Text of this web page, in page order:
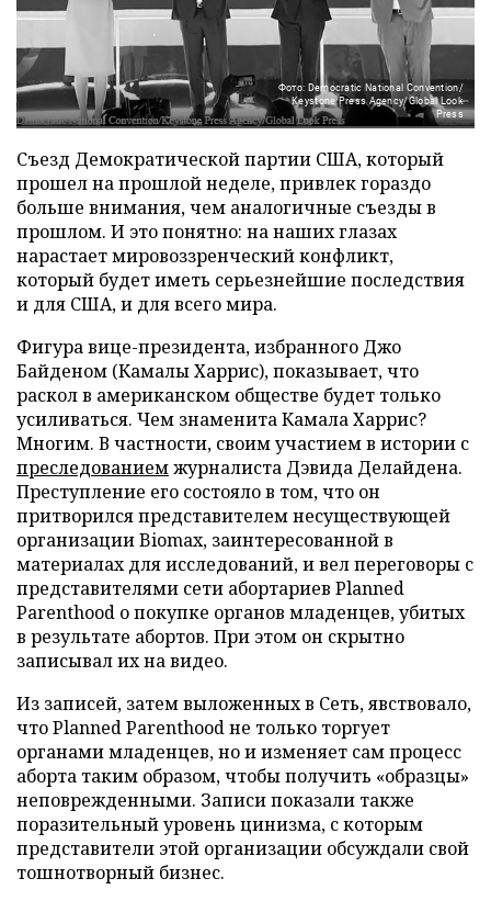
Фото: Democratic National Convention/
Keystone Press Agency/Global Look
Press
Съезд Демократической партии США, который
прошел на прошлой неделе, привлек гораздо
больше внимания, чем аналогичные съезды в
прошлом. И это понятно: на наших глазах
нарастает мировоззренческий конфликт,
который будет иметь серьезнейшие последствия
и для США, и для всего мира.
Фигура вице-президента, избранного Джо
Байденом (Камалы Харрис), показывает, что
раскол в американском обществе будет только
усиливаться. Чем знаменита Камала Харрис?
Многим. В частности, своим участием в истории с
преследованиемжурналиста Дэвида Делайдена.
Преступление его состояло в том, что он
притворился представителем несуществующей
организации Biomax, заинтересованной в
материалах для исследований, и вел переговоры с
представителями сети абортариев Planned
Parenthood о покупке органов младенцев, убитых
в результате абортов. При этом он скрытно
записывал их на видео.
Из записей, затем выложенных в Сеть, явствовало,
что Planned Parenthood не только торгует
органами младенцев, но и изменяет сам процесс
аборта таким образом, чтобы получить «образцы»
неповрежденными. Записи показали также
поразительный уровень цинизма, с которым
представители этой организации обсуждали свой
тошнотворный бизнес.